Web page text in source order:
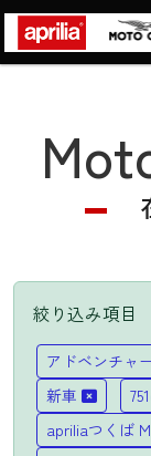
絞り込み項目
アドベンチャ
新車
apriliaつくば